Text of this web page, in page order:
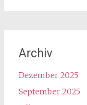
Archiv
Dezember 2025
September 2025